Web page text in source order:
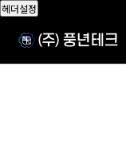
헤더설정